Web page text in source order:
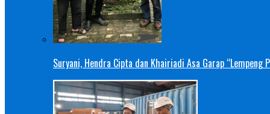
Suryani, Hendra Cipta dan Khairiadi Asa Garap “Lempeng